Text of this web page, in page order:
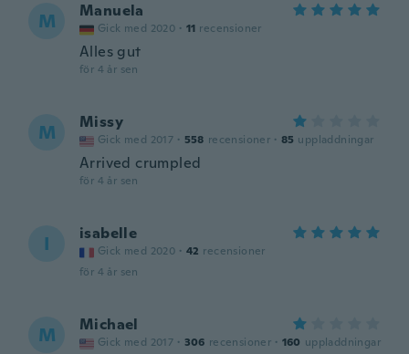
M Manuela
Gick med 2020 · 11 recensioner
Alles gut
för 4 år sen
M Missy
Gick med 2017 · 558 recensioner · 85 uppladdningar
Arrived crumpled
för 4 år sen
I isabelle
Gick med 2020 · 42 recensioner
för 4 år sen
M Michael
Gick med 2017 · 306 recensioner · 160 uppladdningar